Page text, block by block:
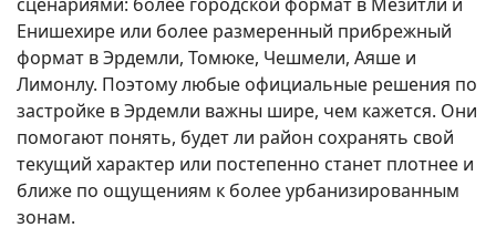
сценариями: более городской формат в Мезитли и
Енишехире или более размеренный прибрежный
формат в Эрдемли, Томюке, Чешмели, Аяше и
Лимонлу. Поэтому любые официальные решения по
застройке в Эрдемли важны шире, чем кажется. Они
помогают понять, будет ли район сохранять свой
текущий характер или постепенно станет плотнее и
ближе по ощущениям к более урбанизированным
зонам.